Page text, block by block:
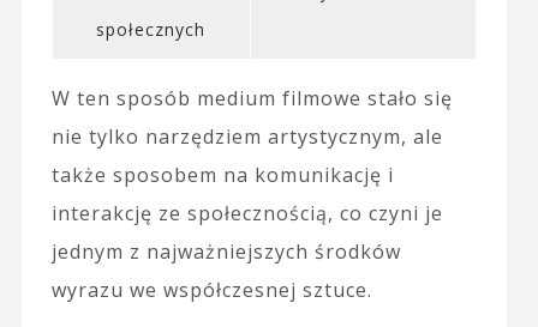
społecznych
W ten sposób medium filmowe stało się
nie tylko narzędziem artystycznym, ale
także sposobem na komunikację i
interakcję ze społecznością, co czyni je
jednym z najważniejszych środków
wyrazu we współczesnej sztuce.